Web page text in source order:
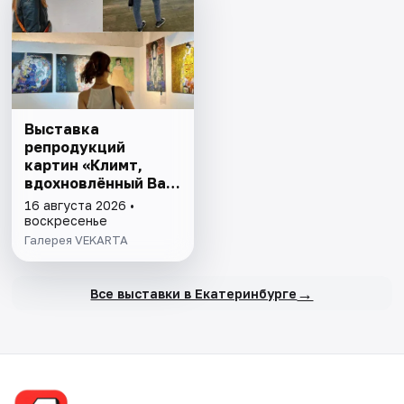
Выставка
репродукций
картин «Климт,
вдохновлённый Ван
Гогом, Моне,
Матиссом»
16 августа 2026 •
воскресенье
Галерея VEKARTA
Все выставки в Екатеринбурге →